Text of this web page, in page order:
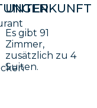
UNTERKUNFT
Es gibt 91
Zimmer,
zusätzlich zu 4
Suiten.